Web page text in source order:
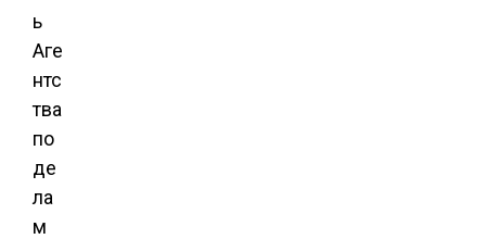
ь
Аге
нтс
тва
по
де
ла
м